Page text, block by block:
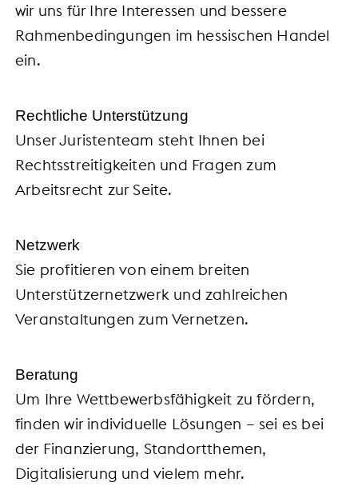
wir uns für Ihre Interessen und bessere
Rahmenbedingungen im hessischen Handel
ein.
Rechtliche Unterstützung
Unser Juristenteam steht Ihnen bei
Rechtsstreitigkeiten und Fragen zum
Arbeitsrecht zur Seite.
Netzwerk
Sie profitieren von einem breiten
Unterstützernetzwerk und zahlreichen
Veranstaltungen zum Vernetzen.
Beratung
Um Ihre Wettbewerbsfähigkeit zu fördern,
finden wir individuelle Lösungen – sei es bei
der Finanzierung, Standortthemen,
Digitalisierung und vielem mehr.